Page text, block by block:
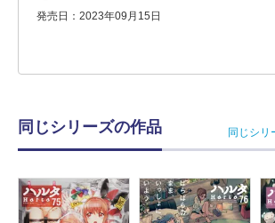
発売日：2023年09月15日
同じシリーズの作品 同じシリ